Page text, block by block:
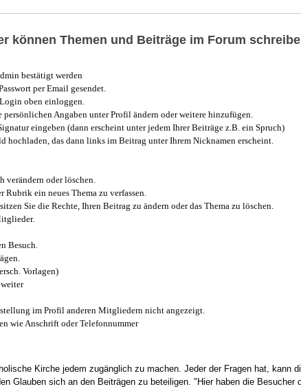
können Themen und Beiträge im Forum
bestätigt werden
per Email gesendet.
oben einloggen.
Angaben unter Profil ändern oder weitere hinzufügen.
eingeben (dann erscheint unter jedem Ihrer Beiträge z.B. ein Spruch)
das dann links im Beitrag unter Ihrem Nicknamen erscheint.
oder löschen.
ein neues Thema zu verfassen.
Sie die Rechte, Ihren Beitrag zu ändern oder das Thema zu löschen.
Besuch.
Vorlagen)
im Profil anderen Mitgliedern nicht angezeigt.
wie Anschrift oder Telefonnummer
Kirche jedem zugänglich zu machen. Jeder der Fragen hat, kann
Glauben sich an den Beiträgen zu beteiligen. "Hier haben die